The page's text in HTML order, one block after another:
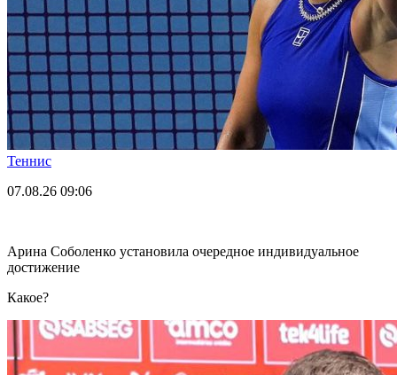
Теннис
07.08.26 09:06
Арина Соболенко установила очередное индивидуальное
достижение
Какое?